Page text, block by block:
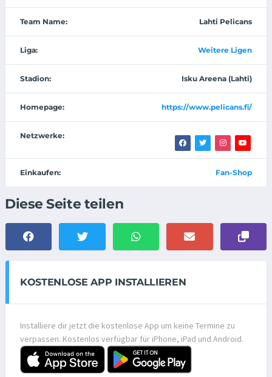
Team Name: Lahti Pelicans
Liga: Weitere Ligen
Stadion: Isku Areena (Lahti)
Homepage: https://www.pelicans.fi/
Netzwerke:
Einkaufen: Fan-Shop
Diese Seite teilen
KOSTENLOSE APP INSTALLIEREN
Installiere dir jetzt die kostenlose App um keine Termine zu
verpassen. Kostenlos verfügbar für iPhone, iPad und Android.